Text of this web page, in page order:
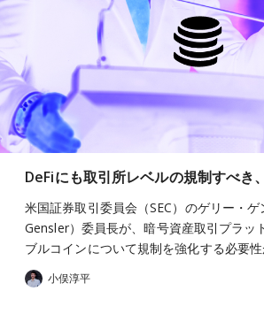
DeFiにも取引所レベルの規制すべき
米国証券取引委員会（SEC）のゲリー・
Gensler）委員長が、暗号資産取引プラッ
ブルコインについて規制を強化する必要
小俣淳平